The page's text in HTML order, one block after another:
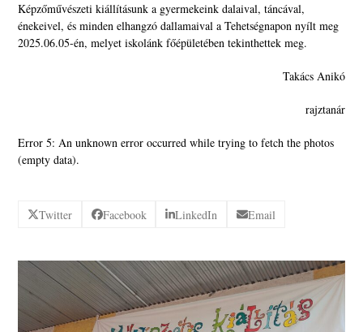
Képzőművészeti kiállításunk a gyermekeink dalaival, táncával,
énekeivel, és minden elhangzó dallamaival a Tehetségnapon nyílt meg
2025.06.05-én, melyet iskolánk főépületében tekinthettek meg.
Takács Anikó
rajztanár
Error 5: An unknown error occurred while trying to fetch the photos
(empty data).
Twitter Facebook LinkedIn Email